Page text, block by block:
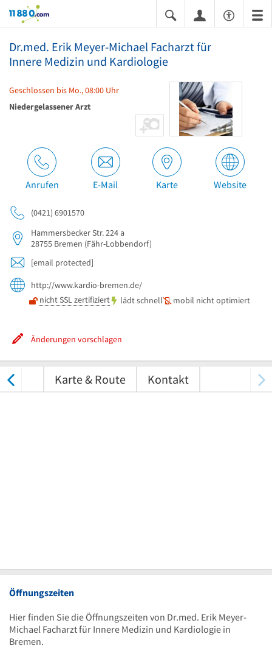
11880.com
Dr.med. Erik Meyer-Michael Facharzt für
Innere Medizin und Kardiologie
Geschlossen bis Mo., 08:00 Uhr
Niedergelassener Arzt
Anrufen E-Mail Karte Website
(0421) 6901570
Hammersbecker Str. 224 a
28755 Bremen (Fähr-Lobbendorf)
[email protected]
http://www.kardio-bremen.de/
nicht SSL zertifiziert
lädt schnell mobil nicht optimiert
Änderungen vorschlagen
Karte & Route Kontakt
Öffnungszeiten
Hier finden Sie die Öffnungszeiten von Dr.med. Erik Meyer-
Michael Facharzt für Innere Medizin und Kardiologie in
Bremen.